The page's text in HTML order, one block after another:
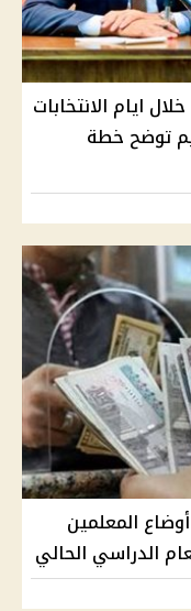
ايام الانتخابات
توضح خطة
المعلمين
الدراسي الحالي